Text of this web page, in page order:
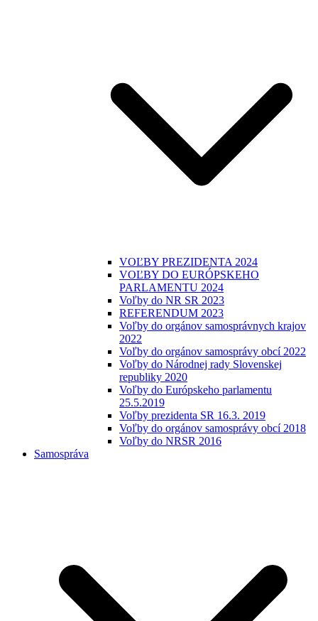
VOĽBY PREZIDENTA 2024
VOĽBY DO EURÓPSKEHO
PARLAMENTU 2024
Voľby do NR SR 2023
REFERENDUM 2023
Voľby do orgánov samosprávnych krajov
2022
Voľby do orgánov samosprávy obcí 2022
Voľby do Národnej rady Slovenskej
republiky 2020
Voľby do Európskeho parlamentu
25.5.2019
Voľby prezidenta SR 16.3. 2019
Voľby do orgánov samosprávy obcí 2018
Voľby do NRSR 2016
Samospráva